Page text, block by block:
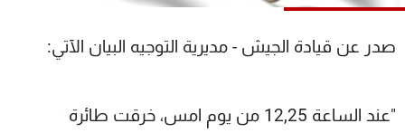
صدر عن قيادة الجيش - مديرية التوجيه البيان الآتي:
"عند الساعة 12,25 من يوم امس، خرقت طائرة
الترددات
الإنـتـاج
تواصل معنا